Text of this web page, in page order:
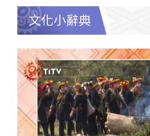
文化小辭典